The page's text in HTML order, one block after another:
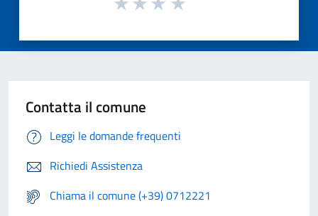
Contatta il comune
Leggi le domande frequenti
Richiedi Assistenza
Chiama il comune (+39) 0712221